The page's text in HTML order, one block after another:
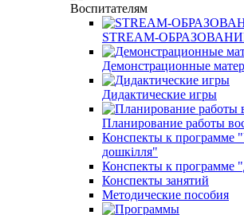
Воспитателям
STREAM-
Демонстрационные
Дидактические игры
Планирование работы
Конспекты к программе
дошкілля"
Конспекты к программе
Конспекты занятий
Методические пособия